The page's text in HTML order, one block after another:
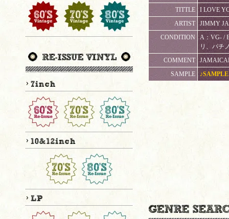
TITTLE
I LOVE
ARTIST
JIMMY
CONDITION
A：VG- /
リ、パチ
COMMENT
SAMPLE
♪SAMPLE